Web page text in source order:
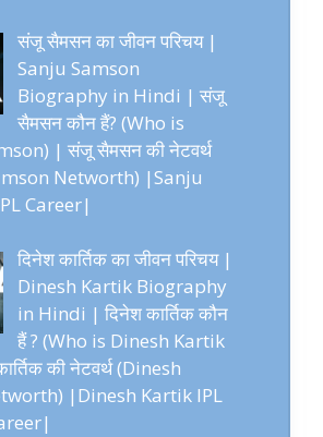
संजू सैमसन का जीवन परिचय |
Sanju Samson
Biography in Hindi | संजू
सैमसन कौन हैं? (Who is
| संजू सैमसन की नेटवर्थ
Networth) |Sanju
Career|
दिनेश कार्तिक का जीवन परिचय |
Dinesh Kartik Biography
in Hindi | दिनेश कार्तिक कौन
हैं ? (Who is Dinesh Kartik
की नेटवर्थ (Dinesh
|Dinesh Kartik IPL